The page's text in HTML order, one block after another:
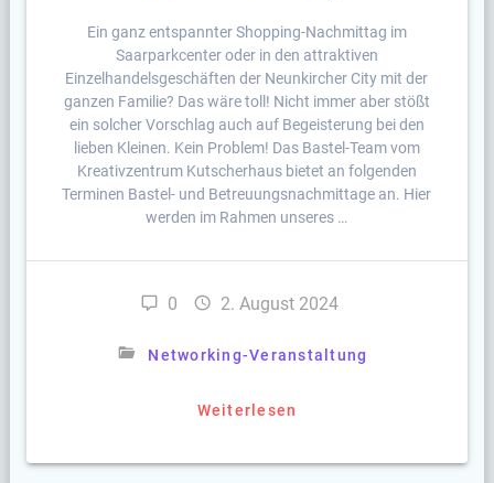
Ein ganz entspannter Shopping-Nachmittag im
Saarparkcenter oder in den attraktiven
Einzelhandelsgeschäften der Neunkircher City mit der
ganzen Familie? Das wäre toll! Nicht immer aber stößt
ein solcher Vorschlag auch auf Begeisterung bei den
lieben Kleinen. Kein Problem! Das Bastel-Team vom
Kreativzentrum Kutscherhaus bietet an folgenden
Terminen Bastel- und Betreuungsnachmittage an. Hier
werden im Rahmen unseres …
0 2. August 2024
Networking-Veranstaltung
Weiterlesen